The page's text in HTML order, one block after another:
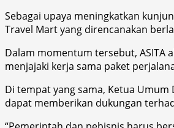
Sebagai upaya meningkatkan
Travel Mart yang direncanakan
Dalam momentum tersebut, ASITA
menjajaki kerja sama paket
Di tempat yang sama, Ketua
dapat memberikan dukungan